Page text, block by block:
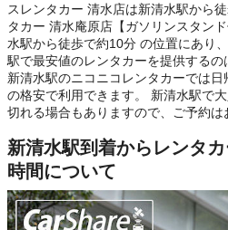
スレンタカー 清水店は新清水駅から
タカー 清水庵原店【ガソリンスタン
水駅から徒歩で約10分 の位置にあり
駅で最安値のレンタカーを提供するの
新清水駅のニコニコレンタカーでは
の格安で利用できます。 新清水駅で
切れる場合もありますので、ご予約は
新清水駅到着からレンタ
時間について